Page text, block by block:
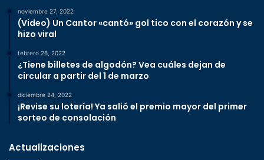
noviembre 27, 2022
(Video) Un Cantor «cantó» gol tico con el corazón y se
hizo viral
febrero 26, 2022
¿Tiene billetes de algodón? Vea cuáles dejan de
circular a partir del 1 de marzo
diciembre 24, 2022
¡Revise su lotería! Ya salió el premio mayor del primer
sorteo de consolación
Actualizaciones